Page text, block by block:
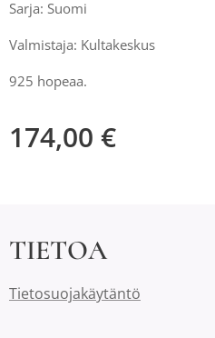
Sarja: Suomi
Valmistaja: Kultakeskus
925 hopeaa.
174,00 €
TIETOA
Tietosuojakäytäntö